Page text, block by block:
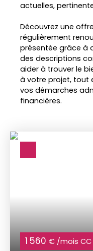
actuelles,
Découvrez une
régulièrement
présentée grâce à
des descriptions
aider à trouver le
à votre projet, tout
vos démarches
financières.
1 560 € /mois CC